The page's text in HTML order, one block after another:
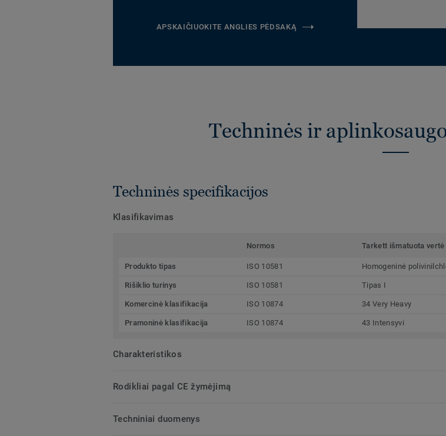
APSKAIČIUOKITE ANGLIES PĖDSAKĄ
Techninės ir
Techninės specifikacijos
Klasifikavimas
Normos Tarkett išmatuota vertė
Produkto tipas ISO 10581 Homogeninė
Rišiklio turinys ISO 10581 Tipas I
Komercinė klasifikacija ISO 10874 34 Very Heavy
Pramoninė klasifikacija ISO 10874 43 Intensyvi
Charakteristikos
Rodikliai pagal CE žymėjimą
Techniniai duomenys